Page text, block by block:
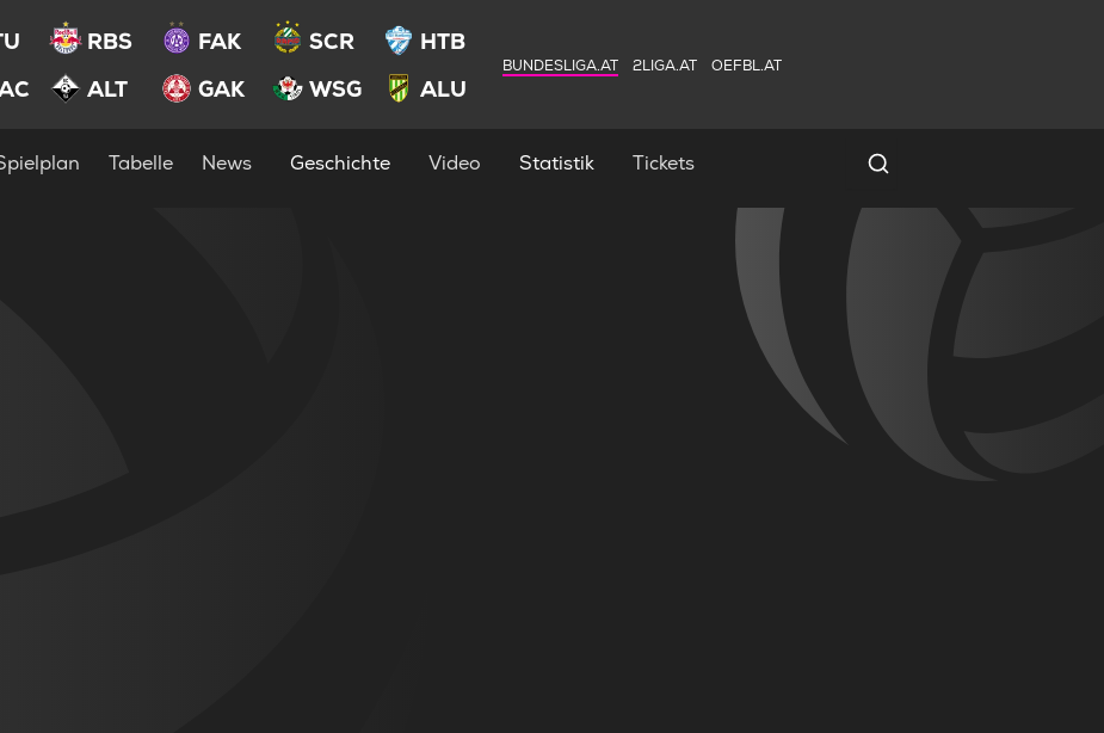
RBS FAK SCR
HTB
ALT GAK WSG ALU
BUNDESLIGA.AT 2LIGA.AT OEFBL.AT
Tabelle News Geschichte Video Statistik Tickets Spielersuche